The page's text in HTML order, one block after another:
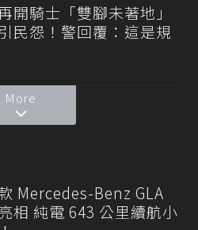
開騎士「雙腳未著地」
民怨！警回覆：這是規
More
Mercedes-Benz GLA
相 純電 643 公里續航小